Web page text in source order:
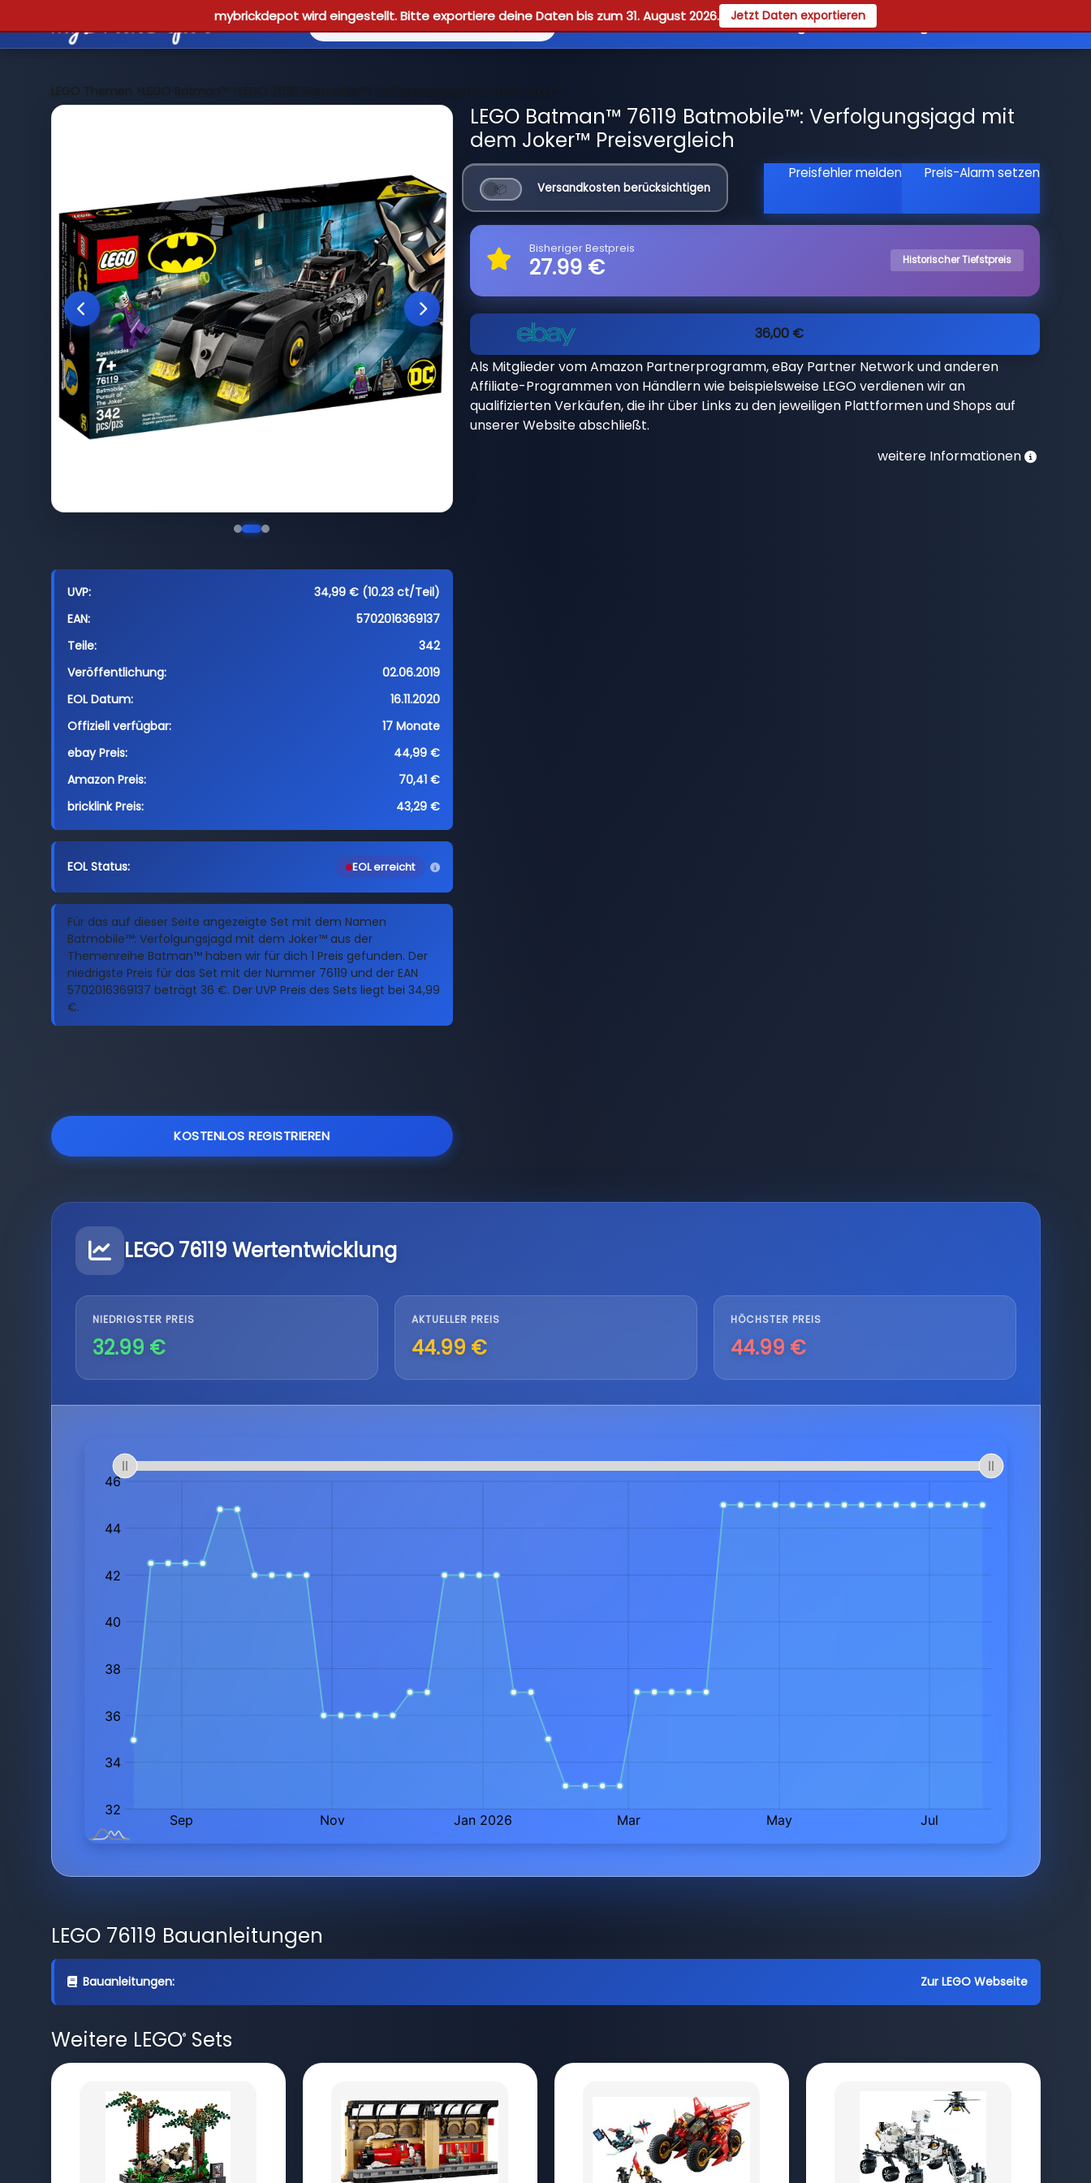
mybrickdepot wird eingestellt. Bitte exportiere deine Daten bis zum 31. August 2026. Jetzt Daten exportieren
Reviews Guides Registrieren
LEGO Themen >LEGO Batman™>LEGO 76119 Batmobile™: Verfolgungsjagd mit dem Joker™
UVP:
34,99 € (10.23 ct/Teil)
EAN:
5702016369137
Teile:
342
Veröffentlichung:
02.06.2019
EOL Datum:
16.11.2020
Offiziell verfügbar:
17 Monate
ebay Preis:
44,99 €
Amazon Preis:
70,41 €
bricklink Preis:
43,29 €
EOL Status: EOL erreicht
Für das auf dieser Seite angezeigte Set mit dem Namen
Batmobile™: Verfolgungsjagd mit dem Joker™ aus der
Themenreihe Batman™ haben wir für dich 1 Preis gefunden. Der
niedrigste Preis für das Set mit der Nummer 76119 und der EAN
5702016369137 beträgt 36 €. Der UVP Preis des Sets liegt bei 34,99
€.
KOSTENLOS REGISTRIEREN
LEGO Batman™ 76119 Batmobile™: Verfolgungsjagd mit
dem Joker™ Preisvergleich
Versandkosten berücksichtigen
Preisfehler melden Preis-Alarm setzen
Bisheriger Bestpreis
27.99 € Historischer Tiefstpreis
36,00 €
Als Mitglieder vom Amazon Partnerprogramm, eBay Partner Network und anderen
Affiliate-Programmen von Händlern wie beispielsweise LEGO verdienen wir an
qualifizierten Verkäufen, die ihr über Links zu den jeweiligen Plattformen und Shops auf
unserer Website abschließt.
weitere Informationen
LEGO 76119 Wertentwicklung
NIEDRIGSTER PREIS
32.99 €
AKTUELLER PREIS
44.99 €
HÖCHSTER PREIS
44.99 €
LEGO 76119 Bauanleitungen
Bauanleitungen: Zur LEGO Webseite
Weitere LEGO®Sets